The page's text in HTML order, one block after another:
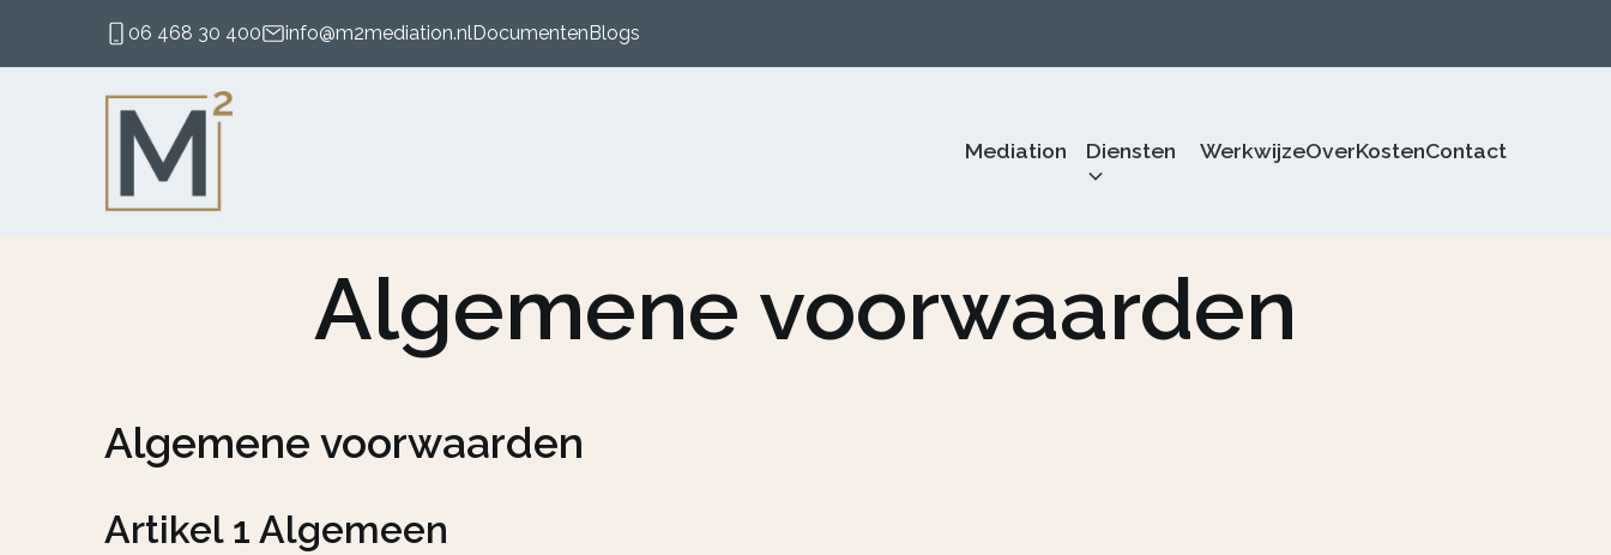
06 468 30 400 info@m2mediation.nlDocumentenBlogs
Mediation Diensten WerkwijzeOverKostenContact
Algemene voorwaarden
Algemene voorwaarden
Artikel 1 Algemeen